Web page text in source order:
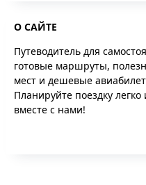
О САЙТЕ
Путеводитель для
готовые маршруты,
мест и дешевые
Планируйте поездку
вместе с нами!